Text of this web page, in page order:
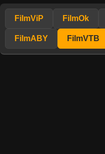
FilmViP FilmOk
FilmABY FilmVTB